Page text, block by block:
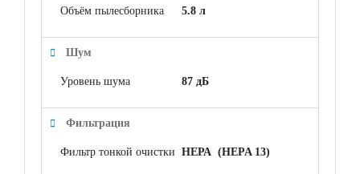
Объём пылесборника 5.8 л
Шум
Уровень шума 87 дБ
Фильтрация
Фильтр тонкой очистки НЕРА (HEPA 13)